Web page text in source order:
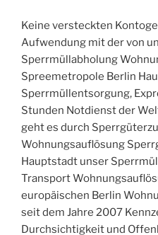
Keine versteckten
Aufwendung mit der von
Sperrmüllabholung
Spreemetropole Berlin
Sperrmüllentsorgung,
Stunden Notdienst der
geht es durch
Wohnungsauflösung
Hauptstadt unser
Transport
europäischen Berlin
seit dem Jahre 2007
Durchsichtigkeit und